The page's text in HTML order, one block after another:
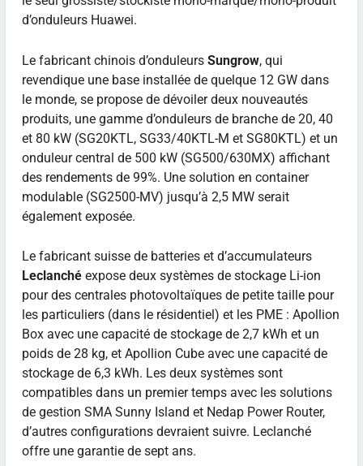
d’onduleurs Huawei.
Le fabricant chinois d’onduleurs Sungrow, qui
revendique une base installée de quelque 12 GW dans
le monde, se propose de dévoiler deux nouveautés
produits, une gamme d’onduleurs de branche de 20, 40
et 80 kW (SG20KTL, SG33/40KTL‐M et SG80KTL) et un
onduleur central de 500 kW (SG500/630MX) affichant
des rendements de 99%. Une solution en container
modulable (SG2500‐MV) jusqu’à 2,5 MW serait
également exposée.
Le fabricant suisse de batteries et d’accumulateurs
Leclanchéexpose deux systèmes de stockage Li-ion
pour des centrales photovoltaïques de petite taille pour
les particuliers (dans le résidentiel) et les PME : Apollion
Box avec une capacité de stockage de 2,7 kWh et un
poids de 28 kg, et Apollion Cube avec une capacité de
stockage de 6,3 kWh. Les deux systèmes sont
compatibles dans un premier temps avec les solutions
de gestion SMA Sunny Island et Nedap Power Router,
d’autres configurations devraient suivre. Leclanché
offre une garantie de sept ans.